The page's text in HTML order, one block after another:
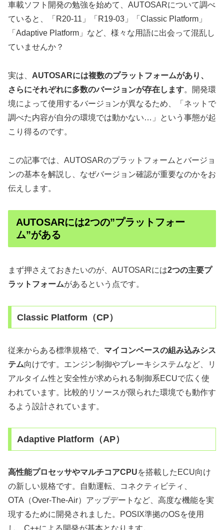
車載ソフト開発の勉強を始めて、AUTOSARについて調べ
ていると、「R20-11」「R19-03」「Classic Platform」
「Adaptive Platform」など、様々な用語に出会って混乱し
ていませんか？
実は、 AUTOSARには複数のプラットフォームがあり、
さらにそれぞれに多数のバージョンが存在します。開発環
境によって使用するバージョンが異なるため、「ネットで
調べた内容が自分の環境では動かない…」という事態が起
こり得るのです。
この記事では、AUTOSARのプラットフォームとバージョ
ンの基本を解説し、なぜバージョン確認が重要なのかをお
伝えします。
AUTOSARには2つの”プラットフォー
ム”がある
まず押さえておきたいのが、AUTOSARには2つの主要プ
ラットフォームがあるという点です。
Classic Platform（CP）
従来からある標準規格で、 マイコンベースの組み込みシス
テム向けです。エンジン制御やブレーキシステムなど、リ
アルタイム性と安全性が求められる制御系ECUで広く使
われています。比較的リソースが限られた環境でも動作す
るよう設計されています。
Adaptive Platform（AP）
高性能プロセッサやマルチコアCPUを搭載したECU向け
の新しい規格です。自動運転、コネクティビティ、
OTA（Over-The-Air）アップデートなど、高度な機能を実
現するために開発されました。POSIX準拠のOSを使用